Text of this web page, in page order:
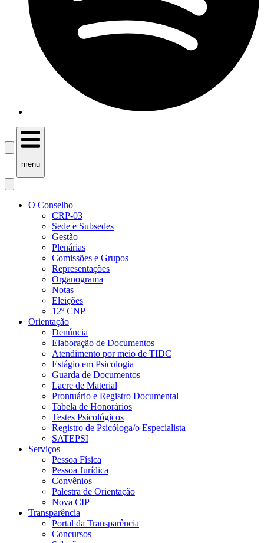
menu
O Conselho
CRP-03
Sede e Subsedes
Gestão
Plenárias
Comissões e Grupos
Representações
Organograma
Notas
Eleições
12º CNP
Orientação
Denúncia
Elaboração de Documentos
Atendimento por meio de TIDC
Estágio em Psicologia
Guarda de Documentos
Lacre de Material
Prontuário e Registro Documental
Tabela de Honorários
Testes Psicológicos
Registro de Psicóloga/o Especialista
SATEPSI
Serviços
Pessoa Física
Pessoa Jurídica
Convênios
Palestra de Orientação
Nova CIP
Transparência
Portal da Transparência
Concursos